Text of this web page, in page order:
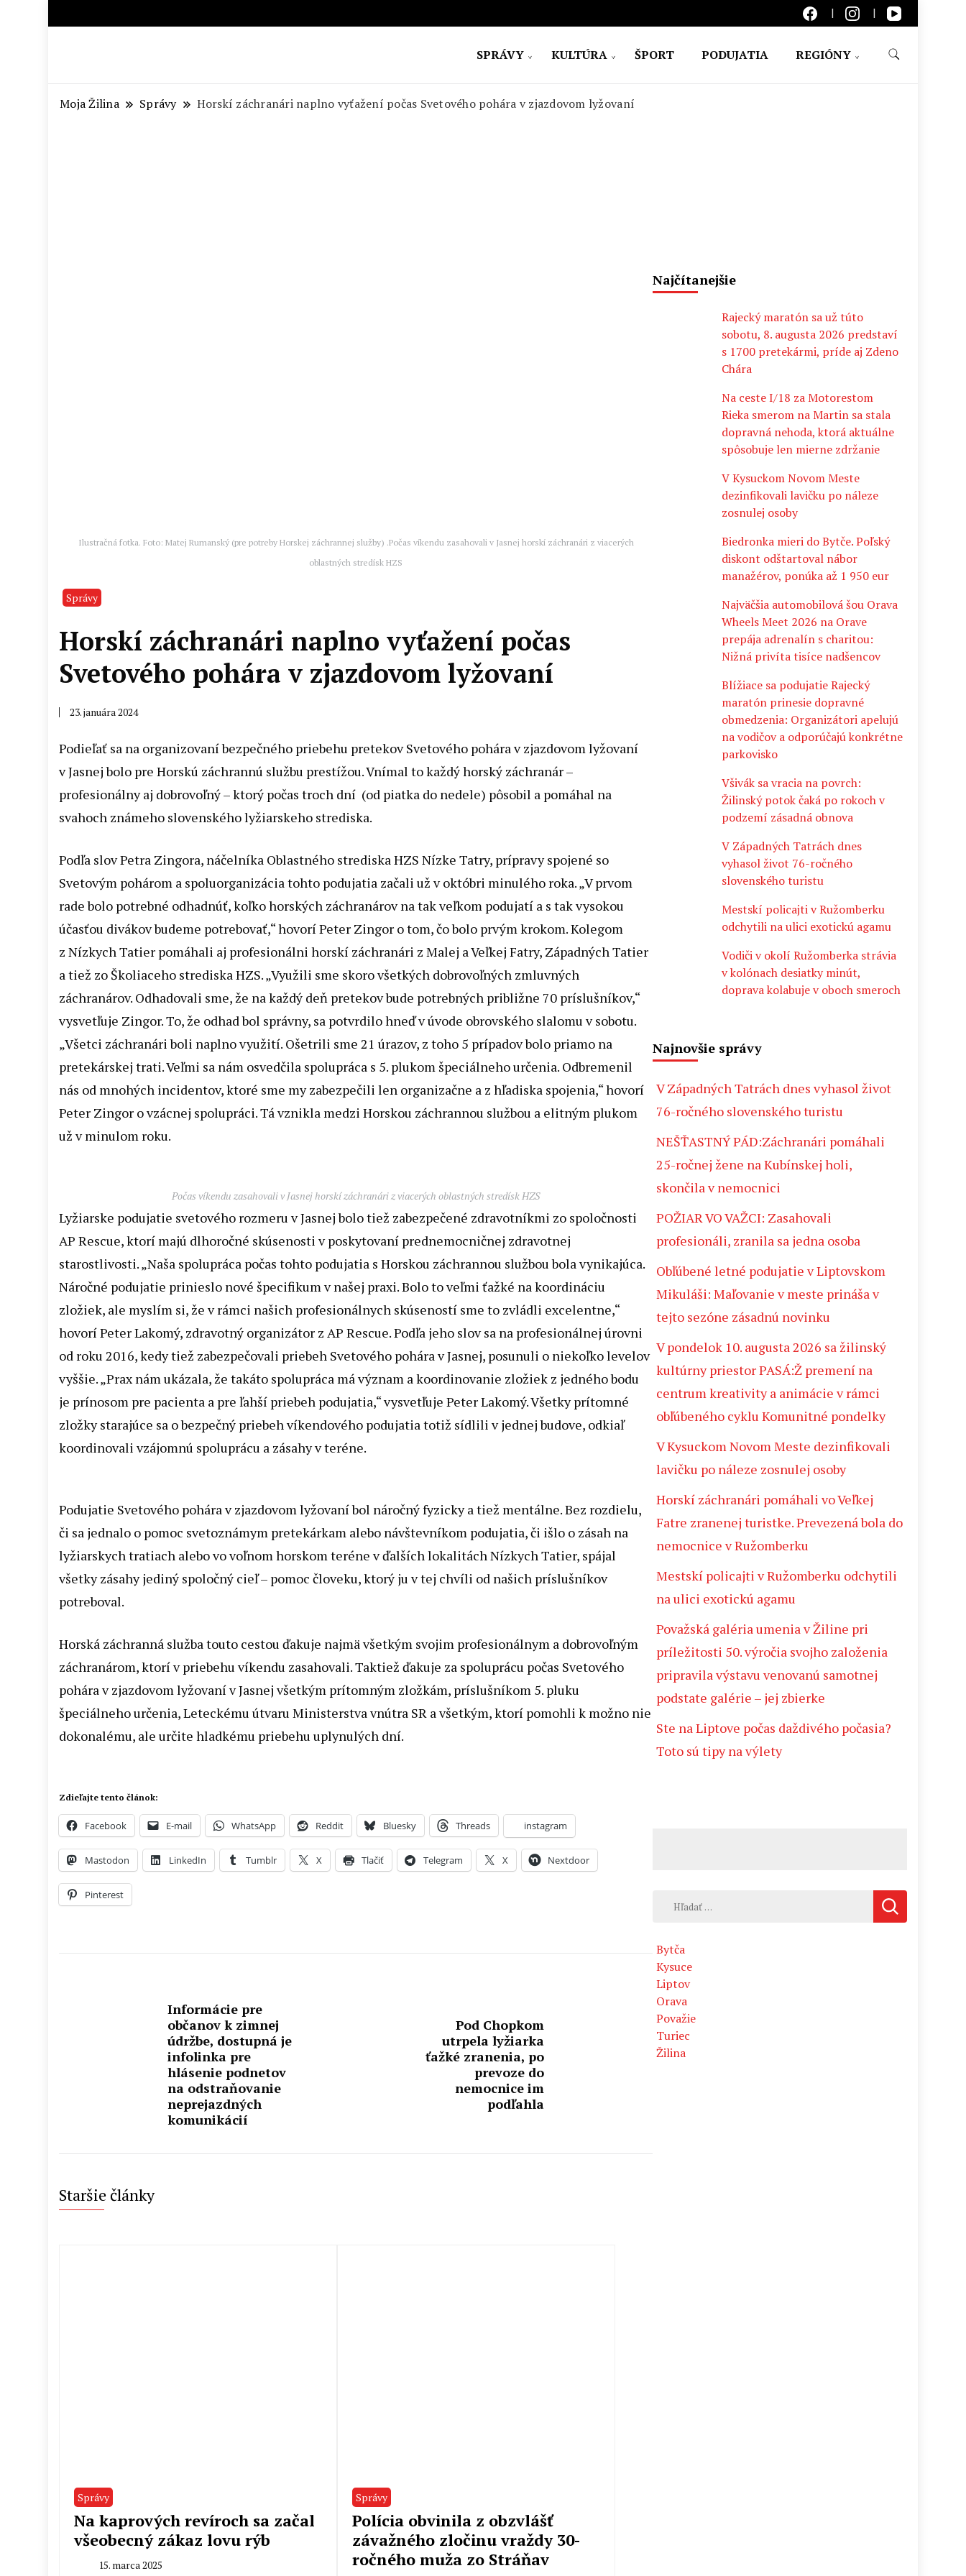
SPRÁVY KULTÚRA ŠPORT PODUJATIA REGIÓNY
Moja Žilina Správy Horskí záchranári naplno vyťažení počas Svetového pohára v zjazdovom lyžovaní
Ilustračná fotka. Foto: Matej Rumanský (pre potreby Horskej záchrannej služby) .Počas víkendu zasahovali v Jasnej horskí záchranári z viacerých
oblastných stredísk HZS
Správy
Horskí záchranári naplno vyťažení počas
Svetového pohára v zjazdovom lyžovaní
23. januára 2024
Podieľať sa na organizovaní bezpečného priebehu pretekov Svetového pohára v zjazdovom lyžovaní
v Jasnej bolo pre Horskú záchrannú službu prestížou. Vnímal to každý horský záchranár –
profesionálny aj dobrovoľný – ktorý počas troch dní (od piatka do nedele) pôsobil a pomáhal na
svahoch známeho slovenského lyžiarskeho strediska.
Podľa slov Petra Zingora, náčelníka Oblastného strediska HZS Nízke Tatry, prípravy spojené so
Svetovým pohárom a spoluorganizácia tohto podujatia začali už v októbri minulého roka. „V prvom
rade bolo potrebné odhadnúť, koľko horských záchranárov na tak veľkom podujatí a s tak vysokou
účasťou divákov budeme potrebovať,“ hovorí Peter Zingor o tom, čo bolo prvým krokom. Kolegom
z Nízkych Tatier pomáhali aj profesionálni horskí záchranári z Malej a Veľkej Fatry, Západných Tatier
a tiež zo Školiaceho strediska HZS. „Využili sme skoro všetkých dobrovoľných zmluvných
záchranárov. Odhadovali sme, že na každý deň pretekov bude potrebných približne 70 príslušníkov,“
vysvetľuje Zingor. To, že odhad bol správny, sa potvrdilo hneď v úvode obrovského slalomu v sobotu.
„Všetci záchranári boli naplno využití. Ošetrili sme 21 úrazov, z toho 5 prípadov bolo priamo na
pretekárskej trati. Veľmi sa nám osvedčila spolupráca s 5. plukom špeciálneho určenia. Odbremenil
nás od mnohých incidentov, ktoré sme my zabezpečili len organizačne a z hľadiska spojenia,“ hovorí
Peter Zingor o vzácnej spolupráci. Tá vznikla medzi Horskou záchrannou službou a elitným plukom
už v minulom roku.
Počas víkendu zasahovali v Jasnej horskí záchranári z viacerých oblastných stredísk HZS
Lyžiarske podujatie svetového rozmeru v Jasnej bolo tiež zabezpečené zdravotníkmi zo spoločnosti
AP Rescue, ktorí majú dlhoročné skúsenosti v poskytovaní prednemocničnej zdravotnej
starostlivosti. „Naša spolupráca počas tohto podujatia s Horskou záchrannou službou bola vynikajúca.
Náročné podujatie prinieslo nové špecifikum v našej praxi. Bolo to veľmi ťažké na koordináciu
zložiek, ale myslím si, že v rámci našich profesionálnych skúseností sme to zvládli excelentne,“
hovorí Peter Lakomý, zdravotný organizátor z AP Rescue. Podľa jeho slov sa na profesionálnej úrovni
od roku 2016, kedy tiež zabezpečovali priebeh Svetového pohára v Jasnej, posunuli o niekoľko levelov
vyššie. „Prax nám ukázala, že takáto spolupráca má význam a koordinovanie zložiek z jedného bodu
je prínosom pre pacienta a pre ľahší priebeh podujatia,“ vysvetľuje Peter Lakomý. Všetky prítomné
zložky starajúce sa o bezpečný priebeh víkendového podujatia totiž sídlili v jednej budove, odkiaľ
koordinovali vzájomnú spoluprácu a zásahy v teréne.
Podujatie Svetového pohára v zjazdovom lyžovaní bol náročný fyzicky a tiež mentálne. Bez rozdielu,
či sa jednalo o pomoc svetoznámym pretekárkam alebo návštevníkom podujatia, či išlo o zásah na
lyžiarskych tratiach alebo vo voľnom horskom teréne v ďalších lokalitách Nízkych Tatier, spájal
všetky zásahy jediný spoločný cieľ – pomoc človeku, ktorý ju v tej chvíli od našich príslušníkov
potreboval.
Horská záchranná služba touto cestou ďakuje najmä všetkým svojim profesionálnym a dobrovoľným
záchranárom, ktorí v priebehu víkendu zasahovali. Taktiež ďakuje za spoluprácu počas Svetového
pohára v zjazdovom lyžovaní v Jasnej všetkým prítomným zložkám, príslušníkom 5. pluku
špeciálneho určenia, Leteckému útvaru Ministerstva vnútra SR a všetkým, ktorí pomohli k možno nie
dokonalému, ale určite hladkému priebehu uplynulých dní.
Zdieľajte tento článok:
Facebook E-mail WhatsApp Reddit Bluesky Threads instagram
Mastodon LinkedIn Tumblr X Tlačiť Telegram X Nextdoor
Pinterest
Informácie pre
občanov k zimnej
údržbe, dostupná je
infolinka pre
hlásenie podnetov
na odstraňovanie
neprejazdných
komunikácií
Pod Chopkom
utrpela lyžiarka
ťažké zranenia, po
prevoze do
nemocnice im
podľahla
Staršie články
Správy
Na kaprových revíroch sa začal
všeobecný zákaz lovu rýb
15. marca 2025
Správy
Polícia obvinila z obzvlášť
závažného zločinu vraždy 30-
ročného muža zo Stráňav
Najčítanejšie
Rajecký maratón sa už túto
sobotu, 8. augusta 2026 predstaví
s 1700 pretekármi, príde aj Zdeno
Chára
Na ceste I/18 za Motorestom
Rieka smerom na Martin sa stala
dopravná nehoda, ktorá aktuálne
spôsobuje len mierne zdržanie
V Kysuckom Novom Meste
dezinfikovali lavičku po náleze
zosnulej osoby
Biedronka mieri do Bytče. Poľský
diskont odštartoval nábor
manažérov, ponúka až 1 950 eur
Najväčšia automobilová šou Orava
Wheels Meet 2026 na Orave
prepája adrenalín s charitou:
Nižná privíta tisíce nadšencov
Blížiace sa podujatie Rajecký
maratón prinesie dopravné
obmedzenia: Organizátori apelujú
na vodičov a odporúčajú konkrétne
parkovisko
Všivák sa vracia na povrch:
Žilinský potok čaká po rokoch v
podzemí zásadná obnova
V Západných Tatrách dnes
vyhasol život 76-ročného
slovenského turistu
Mestskí policajti v Ružomberku
odchytili na ulici exotickú agamu
Vodiči v okolí Ružomberka strávia
v kolónach desiatky minút,
doprava kolabuje v oboch smeroch
Najnovšie správy
V Západných Tatrách dnes vyhasol život
76-ročného slovenského turistu
NEŠŤASTNÝ PÁD:Záchranári pomáhali
25-ročnej žene na Kubínskej holi,
skončila v nemocnici
POŽIAR VO VAŽCI: Zasahovali
profesionáli, zranila sa jedna osoba
Obľúbené letné podujatie v Liptovskom
Mikuláši: Maľovanie v meste prináša v
tejto sezóne zásadnú novinku
V pondelok 10. augusta 2026 sa žilinský
kultúrny priestor PASÁ:Ž premení na
centrum kreativity a animácie v rámci
obľúbeného cyklu Komunitné pondelky
V Kysuckom Novom Meste dezinfikovali
lavičku po náleze zosnulej osoby
Horskí záchranári pomáhali vo Veľkej
Fatre zranenej turistke. Prevezená bola do
nemocnice v Ružomberku
Mestskí policajti v Ružomberku odchytili
na ulici exotickú agamu
Považská galéria umenia v Žiline pri
príležitosti 50. výročia svojho založenia
pripravila výstavu venovanú samotnej
podstate galérie – jej zbierke
Ste na Liptove počas daždivého počasia?
Toto sú tipy na výlety
Hľadať:
Bytča
Kysuce
Liptov
Orava
Považie
Turiec
Žilina